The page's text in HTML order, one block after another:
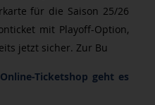
für die Saison 25/26
mit Playoff-Option,
jetzt sicher. Zur Bu
Ticketshop geht es